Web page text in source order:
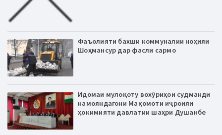
Фаъолияти бахши коммуналии ноҳияи
Шоҳмансур дар фасли сармо
Идомаи мулоқоту вохӯриҳои судманди
намояндагони Мақомоти иҷроияи
ҳокимияти давлатии шаҳри Душанбе